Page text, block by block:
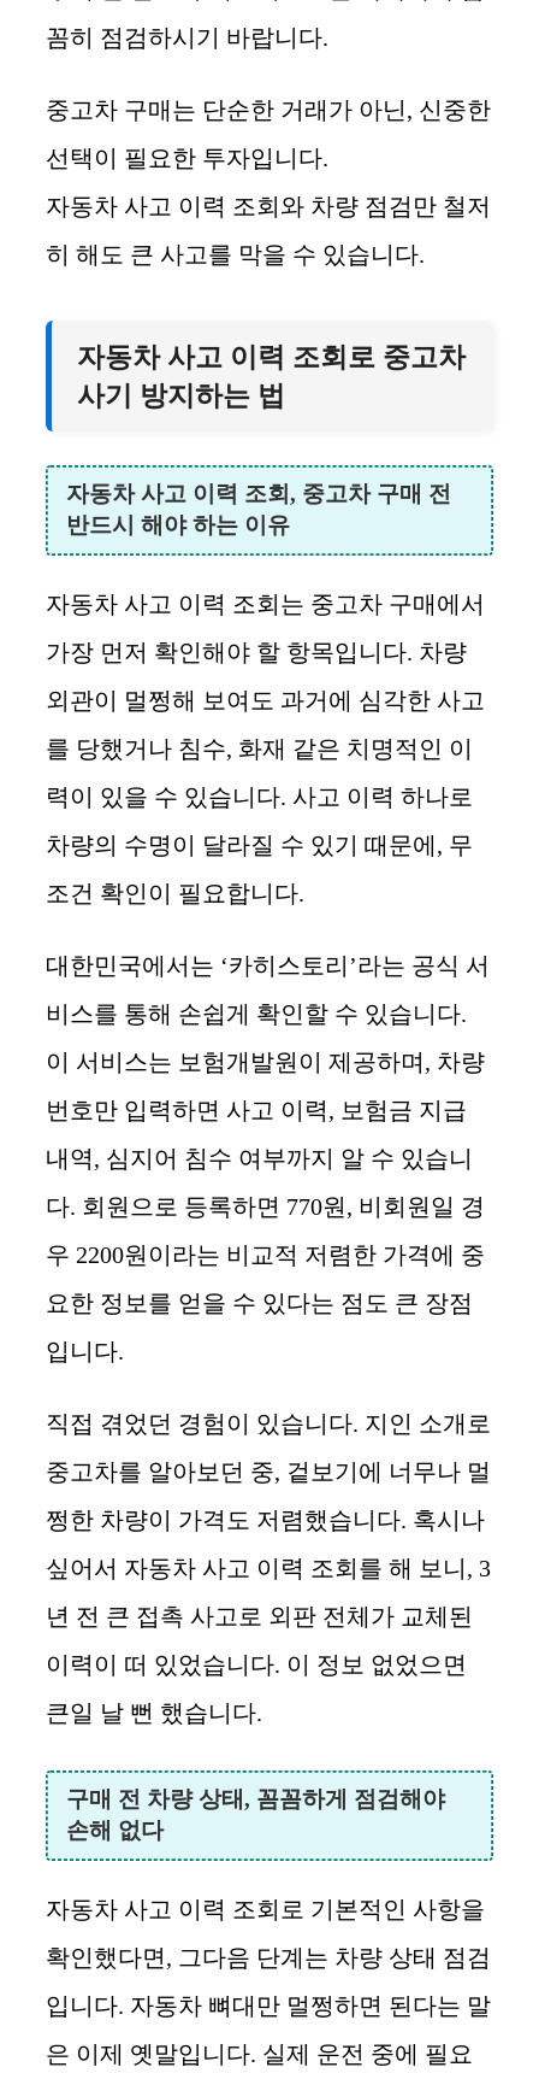
꼼히 점검하시기 바랍니다.
중고차 구매는 단순한 거래가 아닌, 신중한
선택이 필요한 투자입니다.
자동차 사고 이력 조회와 차량 점검만 철저
히 해도 큰 사고를 막을 수 있습니다.
자동차 사고 이력 조회로 중고차
사기 방지하는 법
자동차 사고 이력 조회, 중고차 구매 전
반드시 해야 하는 이유
자동차 사고 이력 조회는 중고차 구매에서
가장 먼저 확인해야 할 항목입니다. 차량
외관이 멀쩡해 보여도 과거에 심각한 사고
를 당했거나 침수, 화재 같은 치명적인 이
력이 있을 수 있습니다. 사고 이력 하나로
차량의 수명이 달라질 수 있기 때문에, 무
조건 확인이 필요합니다.
대한민국에서는 ‘카히스토리’라는 공식 서
비스를 통해 손쉽게 확인할 수 있습니다.
이 서비스는 보험개발원이 제공하며, 차량
번호만 입력하면 사고 이력, 보험금 지급
내역, 심지어 침수 여부까지 알 수 있습니
다. 회원으로 등록하면 770원, 비회원일 경
우 2200원이라는 비교적 저렴한 가격에 중
요한 정보를 얻을 수 있다는 점도 큰 장점
입니다.
직접 겪었던 경험이 있습니다. 지인 소개로
중고차를 알아보던 중, 겉보기에 너무나 멀
쩡한 차량이 가격도 저렴했습니다. 혹시나
싶어서 자동차 사고 이력 조회를 해 보니, 3
년 전 큰 접촉 사고로 외판 전체가 교체된
이력이 떠 있었습니다. 이 정보 없었으면
큰일 날 뻔 했습니다.
구매 전 차량 상태, 꼼꼼하게 점검해야
손해 없다
자동차 사고 이력 조회로 기본적인 사항을
확인했다면, 그다음 단계는 차량 상태 점검
입니다. 자동차 뼈대만 멀쩡하면 된다는 말
은 이제 옛말입니다. 실제 운전 중에 필요